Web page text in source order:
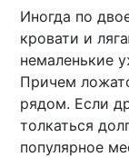
Иногда по
кровати и
немаленькие
Причем
рядом. Если
толкаться
популярное